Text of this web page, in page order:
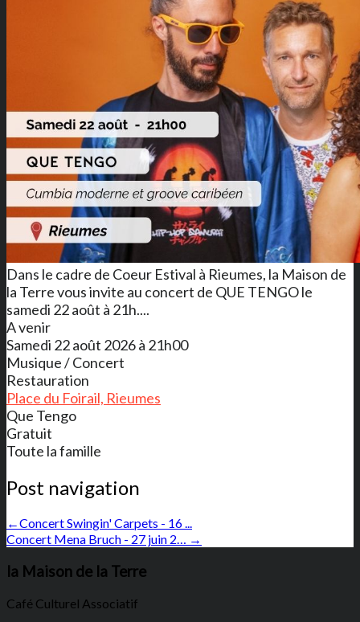
Dans le cadre de Coeur Estival à Rieumes, la Maison de
la Terre vous invite au concert de QUE TENGO le
samedi 22 août à 21h....
A venir
Samedi 22 août 2026 à 21h00
Musique / Concert
Restauration
Place du Foirail, Rieumes
Que Tengo
Gratuit
Toute la famille
Post navigation
←Concert Swingin' Carpets - 16 ...
Concert Mena Bruch - 27 juin 2… →
la Maison de la Terre
Café Culturel Associatif